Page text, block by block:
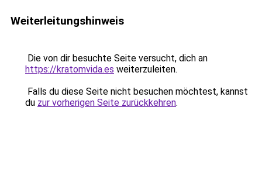
Weiterleitungshinweis
Die von dir besuchte Seite versucht, dich an
https://kratomvida.es weiterzuleiten.
Falls du diese Seite nicht besuchen möchtest, kannst
du zur vorherigen Seite zurückkehren.